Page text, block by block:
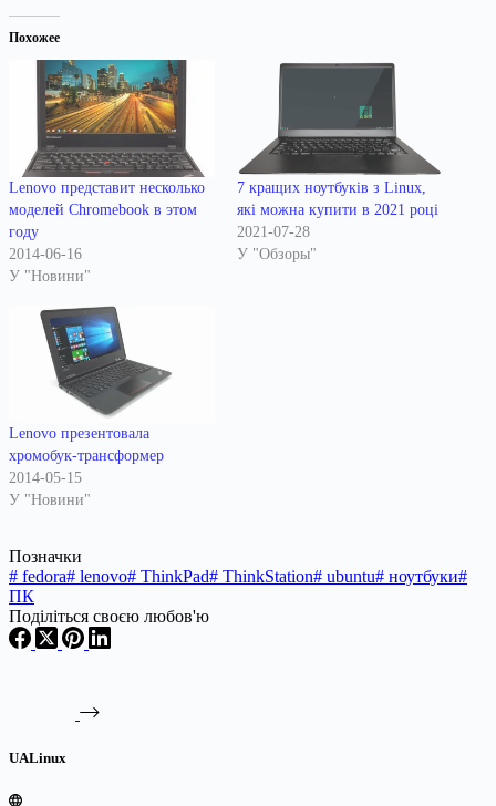
Похожее
Lenovo представит несколько
моделей Chromebook в этом
году
2014-06-16
У "Новини"
7 кращих ноутбуків з Linux,
які можна купити в 2021 році
2021-07-28
У "Обзоры"
Lenovo презентовала
хромобук-трансформер
2014-05-15
У "Новини"
Позначки
# fedora# lenovo# ThinkPad# ThinkStation# ubuntu# ноутбуки#
ПК
Поділіться своєю любов'ю
UALinux